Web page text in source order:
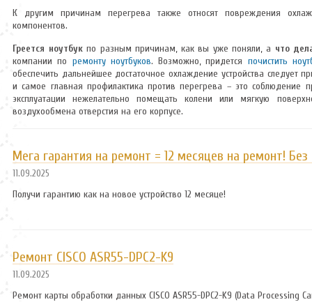
К другим причинам перегрева также относят повреждения
компонентов.
Греется ноутбукпо разным причинам, как вы уже поняли, а что
компании по ремонту ноутбуков. Возможно, придется почистить
обеспечить дальнейшее достаточное охлаждение устройства следует
и самое главная профилактика против перегрева – это соблюдение
эксплуатации нежелательно помещать колени или мягкую
воздухообмена отверстия на его корпусе.
Мега гарантия на ремонт = 12 месяцев на ремонт! Без
11.09.2025
Получи гарантию как на новое устройство 12 месяце!
Ремонт CISCO ASR55-DPC2-K9
11.09.2025
Ремонт карты обработки данных CISCO ASR55-DPC2-K9 (Data Processing